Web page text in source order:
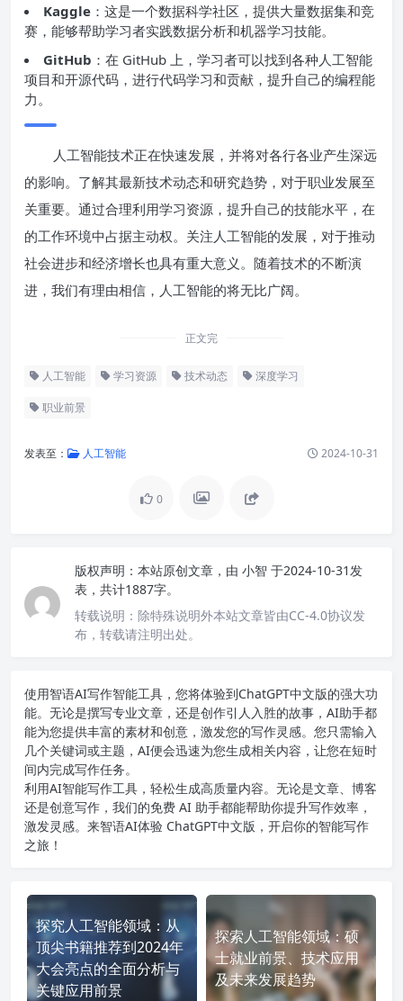
Kaggle ：这是一个数据科学社区，提供大量数据集和竞
赛，能够帮助学习者实践数据分析和机器学习技能。
GitHub ：在 GitHub 上，学习者可以找到各种人工智能
项目和开源代码，进行代码学习和贡献，提升自己的编程能
力。
人工智能技术正在快速发展，并将对各行各业产生深远
的影响。了解其最新技术动态和研究趋势，对于职业发展至
关重要。通过合理利用学习资源，提升自己的技能水平，在
的工作环境中占据主动权。关注人工智能的发展，对于推动
社会进步和经济增长也具有重大意义。随着技术的不断演
进，我们有理由相信，人工智能的将无比广阔。
正文完
人工智能 学习资源 技术动态 深度学习
职业前景
发表至： 人工智能 2024-10-31
0
版权声明： 本站原创文章，由 小智 于2024-10-31发
表，共计1887字。
转载说明： 除特殊说明外本站文章皆由CC-4.0协议发
布，转载请注明出处。
使用智语AI写作智能工具，您将体验到ChatGPT中文版的强大功
能。无论是撰写专业文章，还是创作引人入胜的故事，AI助手都
能为您提供丰富的素材和创意，激发您的写作灵感。您只需输入
几个关键词或主题，AI便会迅速为您生成相关内容，让您在短时
间内完成写作任务。
利用AI智能写作工具，轻松生成高质量内容。无论是文章、博客
还是创意写作，我们的免费 AI 助手都能帮助你提升写作效率，
激发灵感。来智语AI体验 ChatGPT中文版 ，开启你的智能写作
之旅！
探究人工智能领域：从
顶尖书籍推荐到2024年
大会亮点的全面分析与
关键应用前景
探索人工智能领域：硕
士就业前景、技术应用
及未来发展趋势